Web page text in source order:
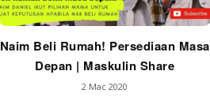
Naim Beli Rumah! Persediaan Masa
Depan | Maskulin Share
2 Mac 2020